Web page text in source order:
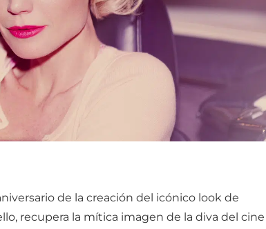
de la creación del icónico look de
recupera la mítica imagen de la diva del cine